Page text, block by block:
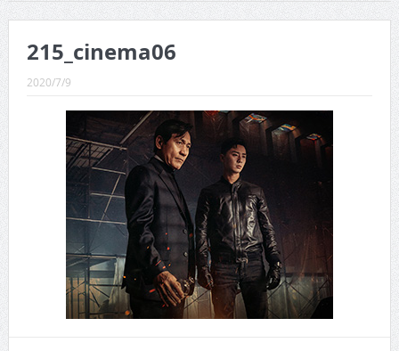
CINEMA×STYLE 291号
CINEMA×STYLE 290号
CINEMA×STYLE 289号
CINEMA×STYLE 288号
CINEMA×STYLE 287号
CINEMA×STYLE 286号
CINEMA×STYLE 285号
CINEMA×STYLE 294号
215_cinema06
2020/7/9